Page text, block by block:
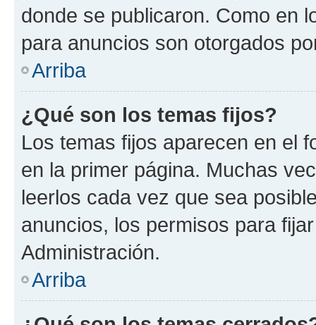
donde se publicaron. Como en
para anuncios son otorgados
Arriba
¿Qué son los temas fijos?
Los temas fijos aparecen en el
en la primer página. Muchas
leerlos cada vez que sea
anuncios, los permisos para
Administración.
Arriba